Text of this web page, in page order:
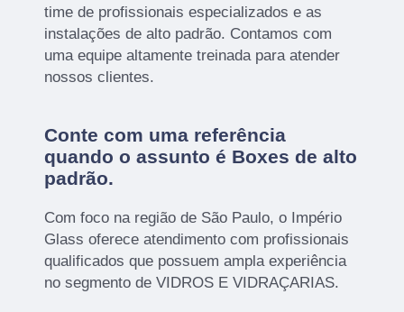
time de profissionais especializados e as
instalações de alto padrão. Contamos com
uma equipe altamente treinada para atender
nossos clientes.
Conte com uma referência
quando o assunto é Boxes de alto
padrão.
Com foco na região de São Paulo, o Império
Glass oferece atendimento com profissionais
qualificados que possuem ampla experiência
no segmento de VIDROS E VIDRAÇARIAS.